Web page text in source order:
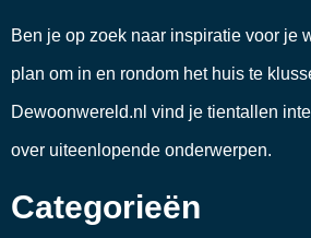
Ben je op zoek naar inspiratie voor je
plan om in en rondom het huis te
Dewoonwereld.nl vind je tientallen
over uiteenlopende onderwerpen.
Categorieën